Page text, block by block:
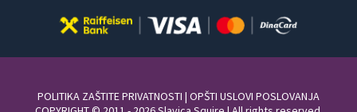
POLITIKA ZAŠTITE PRIVATNOSTI | OPŠTI USLOVI POSLOVANJA